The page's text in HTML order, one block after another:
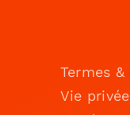
Termes
Vie privée